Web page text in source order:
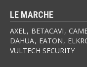
LE MARCHE
AXEL BETACAVI
DAHUA EATON
VULTECH SECURITY